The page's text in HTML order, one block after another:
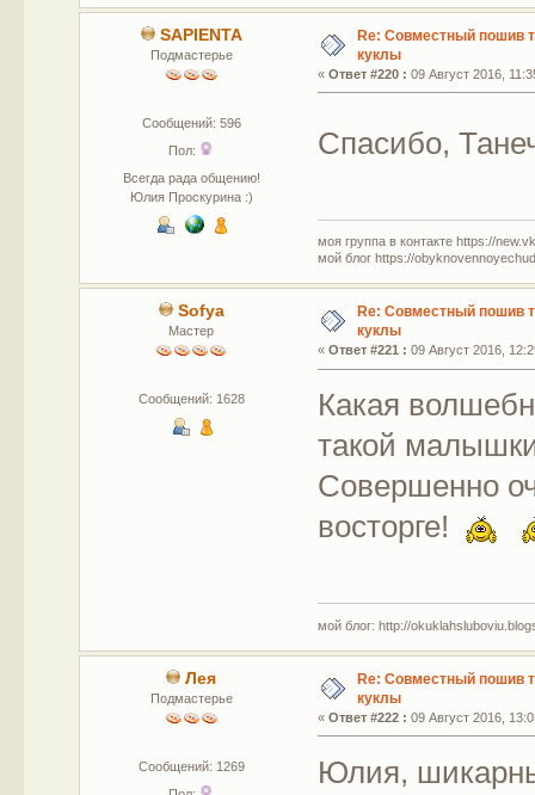
SAPIENTA
Подмастерье
Сообщений: 596
Пол:
Всегда рада общению!
Юлия Проскурина :)
Re: Совместный пошив
куклы
«Ответ #220 : 09 Август 2016,
Спасибо,
моя группа в контакте https://
мой блог https://
Sofya
Мастер
Сообщений: 1628
Re: Совместный пошив
куклы
«Ответ #221 : 09 Август 2016,
Какая
такой
Совершенно
восторге!
мой блог: http://
Лея
Подмастерье
Сообщений: 1269
Re: Совместный пошив
куклы
«Ответ #222 : 09 Август 2016,
Юлия,